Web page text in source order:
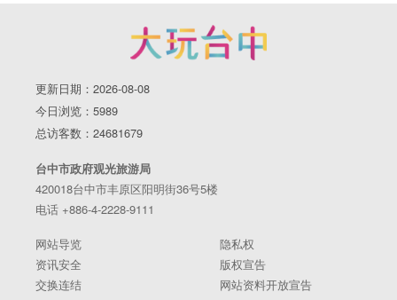
更新日期：2026-08-08
今日浏览：5989
总访客数：24681679
台中市政府观光旅游局
420018台中市丰原区阳明街36号5楼
电话 +886-4-2228-9111
网站导览
隐私权
资讯安全
版权宣告
交换连结
网站资料开放宣告